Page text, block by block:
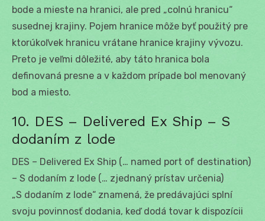
bode a mieste na hranici, ale pred „colnú hranicu“
susednej krajiny. Pojem hranice môže byť použitý pre
ktorúkoľvek hranicu vrátane hranice krajiny vývozu.
Preto je veľmi dôležité, aby táto hranica bola
definovaná presne a v každom prípade bol menovaný
bod a miesto.
10. DES – Delivered Ex Ship – S
dodaním z lode
DES – Delivered Ex Ship (… named port of destination)
– S dodaním z lode (… zjednaný prístav určenia)
„S dodaním z lode“ znamená, že predávajúci splní
svoju povinnosť dodania, keď dodá tovar k dispozícii